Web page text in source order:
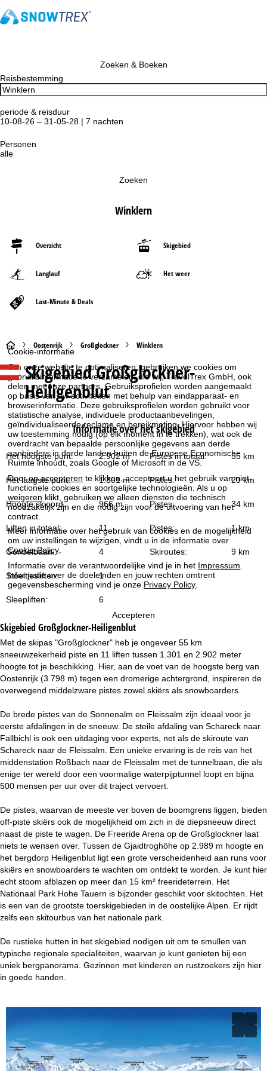
Cookie-informatie
Om onze website te optimaliseren, gebruiken we cookies om
gebruiksinformatie te verzamelen, die wij, TravelTrex GmbH, ook
delen met onze partners. Gebruiksprofielen worden aangemaakt
op basis van uw activiteiten met behulp van eindapparaat- en
browserinformatie. Deze gebruiksprofielen worden gebruikt voor
statistische analyse, individuele productaanbevelingen,
geïndividualiseerde reclame en bereikmeting. Hiervoor hebben wij
uw toestemming nodig (op elk moment in te trekken), wat ook de
overdracht van bepaalde persoonlijke gegevens aan derde
aanbieders in derde landen buiten de Europese Economische
Ruimte inhoudt, zoals Google of Microsoft in de VS.
Door opaccepteren te klikken, accepteert u het gebruik van niet-
functionele cookies en soortgelijke technologieën. Als u op
weigeren klikt, gebruiken we alleen diensten die technisch
noodzakelijk zijn en die nodig zijn voor de uitvoering van het
contract.
Meer informatie over het gebruik van cookies en de mogelijkheid
om uw instellingen te wijzigen, vindt u in de informatie over
Cookie-Policy
Informatie over de verantwoordelijke vind je in het Impressum
Informatie over de doeleinden en jouw rechten omtrent
gegevensbescherming vind je onze Privacy Policy
Accepteren
Zoeken & Boeken
Reisbestemming
periode & reisduur
10-08-26 – 31-05-28 | 7 nachten
Personen
alle
Zoeken
Winklern
Overzicht Skigebied
Langlauf Het weer
Last-Minute & Deals
S
t
a
r
t
p
a
g
i
n
a
Oostenrijk Großglockner Winklern
SkigebiedGroßglockner-
Heiligenblut
Informatie over het skigebied
Het hoogste punt: 2.902 m Pistes in totaal: 55 km
Het laagste punt: 1.301 m Pistes: 20 km
Hoogte skioord: 966 m Pistes: 34 km
Liften in totaal: 11 Pistes: 1 km
Gondelbaan: 4 Skiroutes: 9 km
Stoeltjesliften: 1
Sleepliften: 6
Skigebied Großglockner-Heiligenblut
Met de skipas "Großglockner" heb je ongeveer 55 km
sneeuwzekerheid piste en 11 liften tussen 1.301 en 2.902 meter
hoogte tot je beschikking. Hier, aan de voet van de hoogste berg van
Oostenrijk (3.798 m) tegen een dromerige achtergrond, inspireren de
overwegend middelzware pistes zowel skiërs als snowboarders.
De brede pistes van de Sonnenalm en Fleissalm zijn ideaal voor je
eerste afdalingen in de sneeuw. De steile afdaling van Schareck naar
Fallbichl is ook een uitdaging voor experts, net als de skiroute van
Schareck naar de Fleissalm. Een unieke ervaring is de reis van het
middenstation Roßbach naar de Fleissalm met de tunnelbaan, die als
enige ter wereld door een voormalige waterpijptunnel loopt en bijna
500 mensen per uur over dit traject vervoert.
De pistes, waarvan de meeste ver boven de boomgrens liggen, bieden
off-piste skiërs ook de mogelijkheid om zich in de diepsneeuw direct
naast de piste te wagen. De Freeride Arena op de Großglockner laat
niets te wensen over. Tussen de Gjaidtroghöhe op 2.989 m hoogte en
het bergdorp Heiligenblut ligt een grote verscheidenheid aan runs voor
skiërs en snowboarders te wachten om ontdekt te worden. Je kunt hier
echt stoom afblazen op meer dan 15 km² freerideterrein. Het
Nationaal Park Hohe Tauern is bijzonder geschikt voor skitochten. Het
is een van de grootste toerskigebieden in de oostelijke Alpen. Er rijdt
zelfs een skitourbus van het nationale park.
De rustieke hutten in het skigebied nodigen uit om te smullen van
typische regionale specialiteiten, waarvan je kunt genieten bij een
uniek bergpanorama. Gezinnen met kinderen en rustzoekers zijn hier
in goede handen.